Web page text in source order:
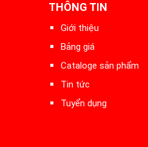
THÔNG TIN
Giới thiệu
Bảng giá
Cataloge sản phẩm
Tin tức
Tuyển dụng